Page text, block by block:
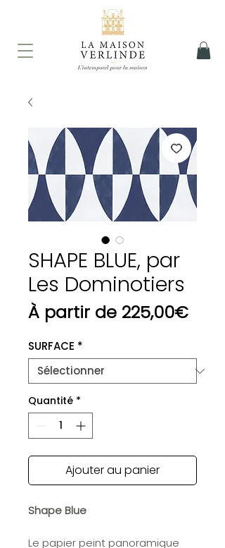
SHAPE BLUE, par
Les Dominotiers
À partir de 225,00€Prix
SURFACE *
Quantité *
Ajouter au panier
Shape Blue
Le papier peint panoramique